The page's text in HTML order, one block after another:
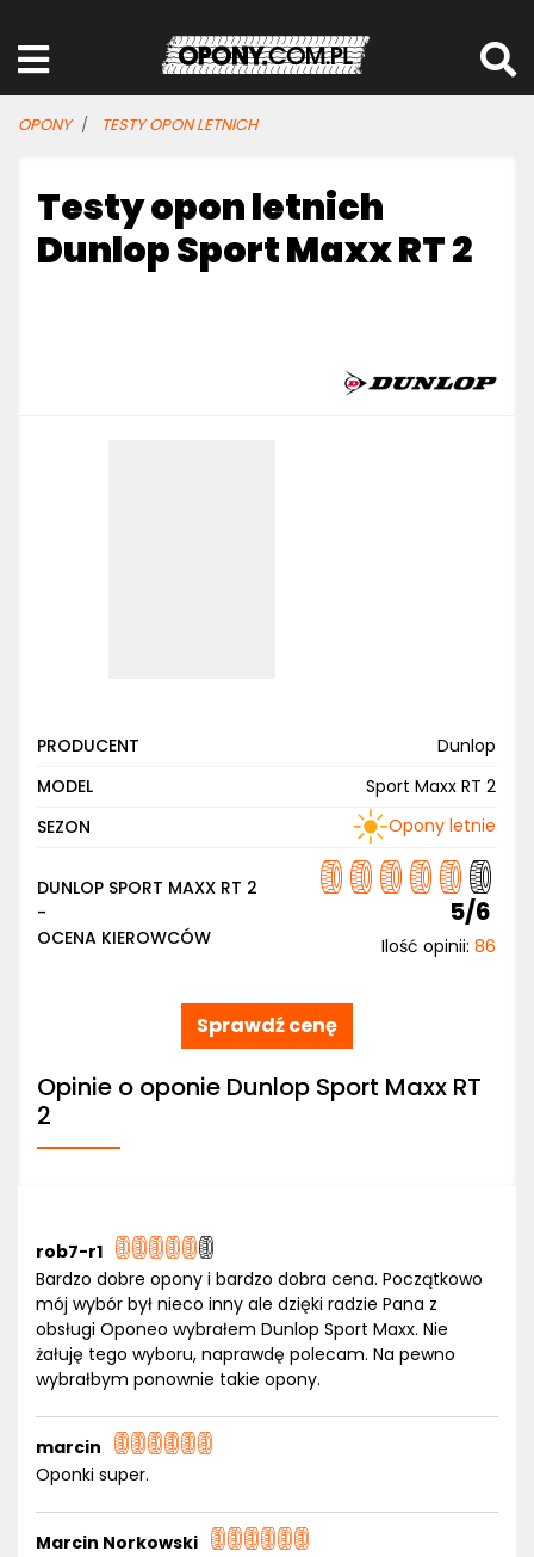
OPONY TESTY OPON LETNICH
Testy opon letnich
Dunlop Sport Maxx RT 2
PRODUCENT
Dunlop
MODEL
Sport Maxx RT 2
SEZON
Opony letnie
DUNLOP SPORT MAXX RT 2
-
OCENA KIEROWCÓW
5/6
Ilość opinii: 86
Sprawdź cenę
Opinie o oponie Dunlop Sport Maxx RT
2
rob7-r1
Bardzo dobre opony i bardzo dobra cena. Początkowo
mój wybór był nieco inny ale dzięki radzie Pana z
obsługi Oponeo wybrałem Dunlop Sport Maxx. Nie
żałuję tego wyboru, naprawdę polecam. Na pewno
wybrałbym ponownie takie opony.
marcin
Oponki super.
Marcin Norkowski